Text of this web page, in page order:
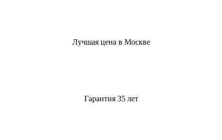
Лучшая цена в Москве
Гарантия 35 лет